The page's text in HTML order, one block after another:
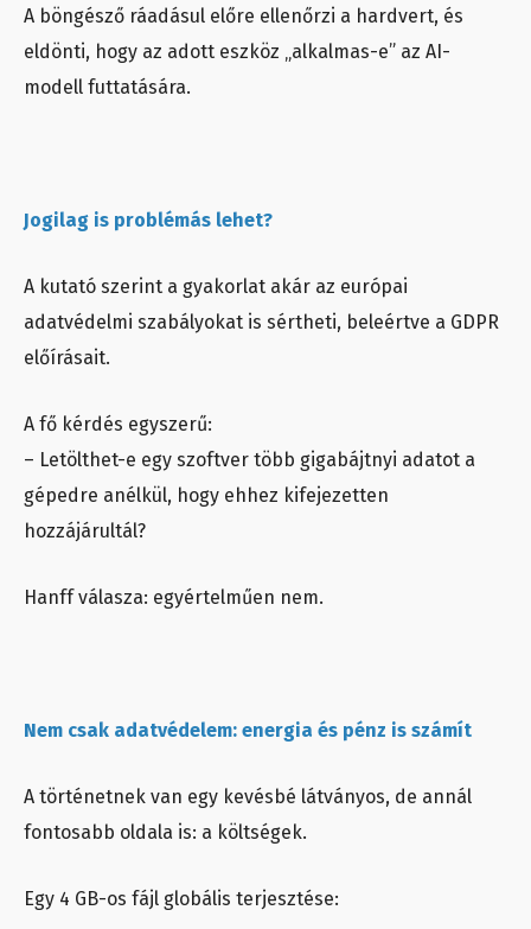
A böngésző ráadásul előre ellenőrzi a hardvert, és
eldönti, hogy az adott eszköz „alkalmas-e” az AI-
modell futtatására.
Jogilag is problémás lehet?
A kutató szerint a gyakorlat akár az európai
adatvédelmi szabályokat is sértheti, beleértve a GDPR
előírásait.
A fő kérdés egyszerű:
– Letölthet-e egy szoftver több gigabájtnyi adatot a
gépedre anélkül, hogy ehhez kifejezetten
hozzájárultál?
Hanff válasza: egyértelműen nem.
Nem csak adatvédelem: energia és pénz is számít
A történetnek van egy kevésbé látványos, de annál
fontosabb oldala is: a költségek.
Egy 4 GB-os fájl globális terjesztése: